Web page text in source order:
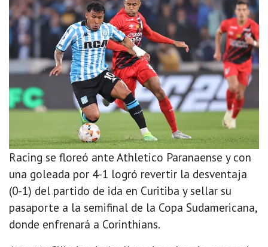
Racing se floreó ante Athletico Paranaense y con
una goleada por 4-1 logró revertir la desventaja
(0-1) del partido de ida en Curitiba y sellar su
pasaporte a la semifinal de la Copa Sudamericana,
donde enfrenará a Corinthians.